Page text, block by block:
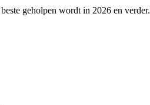
geholpen wordt in 2026 en verder.